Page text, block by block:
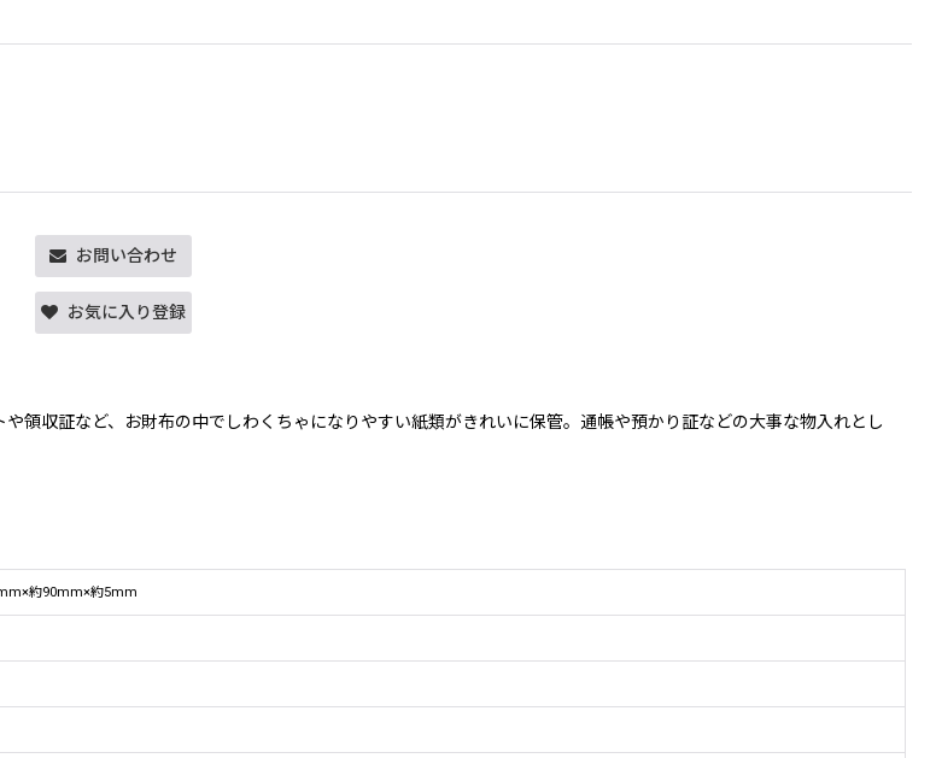
お問い合わせ
お気に入り登録
領収証など、お財布の中でしわくちゃになりやすい紙類がきれいに保管。通帳や預かり証などの大事な物入れとし
約90mm×約5mm